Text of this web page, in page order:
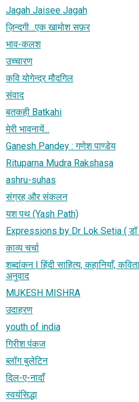
Jagah Jaisee Jagah
ज़िन्दगी…एक खामोश सफ़र
भाव-कलश
उच्चारण
कवि योगेन्द्र मौदगिल
संवाद
बतकही Batkahi
मेरी भावनायें...
Ganesh Pandey : गणेश पाण्डेय
Rituparna Mudra Rakshasa
ashru-suhas
संग्रह और संकलन
यश पथ (Yash Path)
Expressions by Dr Lok Setia (
काव्य चर्चा
शब्दांकन | हिंदी साहित्य, कहानियाँ,
अनुवाद
MUKESH MISHRA
उदाहरण
youth of india
गिरीश पंकज
ब्लॉग बुलेटिन
दिल-ए-नादाँ
स्वयंसिद्धा